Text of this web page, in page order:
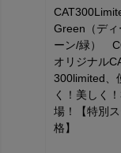
Green（ディ
ーン/緑）
オリジナル
300limited、
く！美しく
場！【特別
格】